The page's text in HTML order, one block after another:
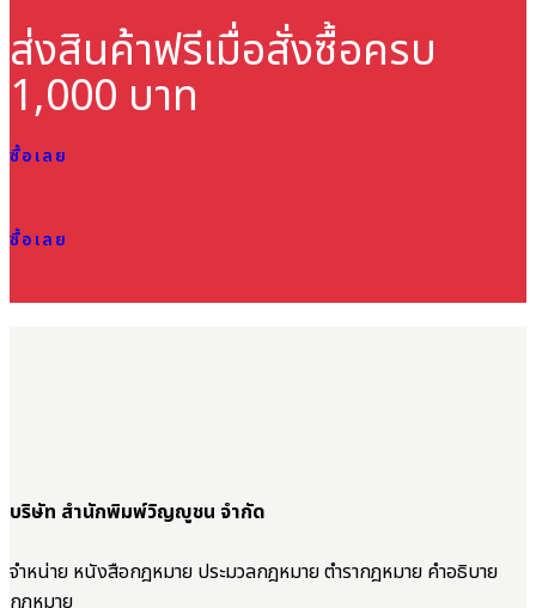
ส่งสินค้าฟรีเมื่อสั่งซื้อครบ
1,000 บาท
ซื้อเลย
ซื้อเลย
บริษัท สำนักพิมพ์วิญญูชน จำกัด
จำหน่าย หนังสือกฎหมาย ประมวลกฎหมาย ตำรากฎหมาย คำอธิบาย
กฎหมาย